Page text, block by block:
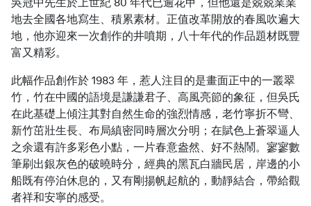
地去全國各地寫生、積累素材。正值改革開放的春風吹遍大
地，他亦迎來一次創作的井噴期，八十年代的作品題材既豐
富又精彩。
此幅作品創作於 1983 年，惹人注目的是畫面正中的一叢翠
竹，竹在中國的語境是謙謙君子、高風亮節的象征，但吳氏
在此基礎上傾注其對自然生命的強烈情感，老竹寧折不彎、
新竹茁壯生長、布局縝密同時層次分明；在賦色上蒼翠逼人
之余還有許多彩色小點，一片春意盎然、好不熱鬧。寥寥數
筆刷出銀灰色的破曉時分，經典的黑瓦白牆民居，岸邊的小
船既有停泊休息的，又有剛揚帆起航的，動靜結合，帶給觀
者祥和安寧的感受。